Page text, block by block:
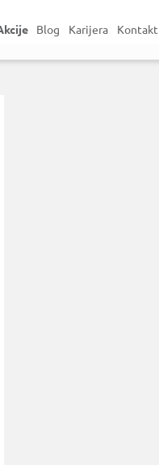
Blog Karijera Kontakt